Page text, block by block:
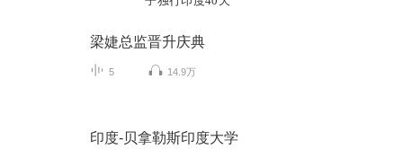
梁婕总监晋升庆典
5 14.9万
印度-贝拿勒斯印度大学